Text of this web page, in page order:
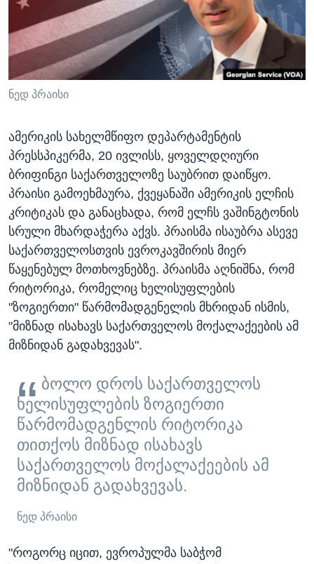
ᲡᲢᲣᲓᲘᲐ ᲕᲐᲨᲘᲜᲒᲢᲝᲜᲘ
ᲔᲙᲝᲜᲝᲛᲘᲙᲐ
ᲯᲐᲜᲛᲠᲗᲔᲚᲝᲑᲐ
ᲛᲔᲪᲜᲘᲔᲠᲔᲑᲐ
ᲘᲜᲢᲔᲠᲕᲘᲣ
ᲒᲐᲚᲘᲚᲔᲝ
ᲓᲔᲖᲘᲜᲤᲝᲠᲛᲐᲪᲘᲐ
Learning English
ᲗᲕᲐᲚᲘ ᲒᲕᲐᲓᲔᲕᲜᲔᲗ
ენები
ნედ პრაისი
ამერიკის სახელმწიფო დეპარტამენტის
პრესსპიკერმა, 20 ივლისს, ყოველდღიური
ბრიფინგი საქართველოზე საუბრით დაიწყო.
პრაისი გამოეხმაურა, ქვეყანაში ამერიკის ელჩის
კრიტიკას და განაცხადა, რომ ელჩს ვაშინგტონის
სრული მხარდაჭერა აქვს. პრაისმა ისაუბრა ასევე
საქართველოსთვის ევროკავშირის მიერ
წაყენებულ მოთხოვნებზე. პრაისმა აღნიშნა, რომ
რიტორიკა, რომელიც ხელისუფლების
"ზოგიერთი" წარმომადგენელის მხრიდან ისმის,
"მიზნად ისახავს საქართველოს მოქალაქეების ამ
მიზნიდან გადახვევას".
ბოლო დროს საქართველოს
ხელისუფლების ზოგიერთი
წარმომადგენლის რიტორიკა
თითქოს მიზნად ისახავს
საქართველოს მოქალაქეების ამ
მიზნიდან გადახვევას.
ნედ პრაისი
"როგორც იცით, ევროპულმა საბჭომ